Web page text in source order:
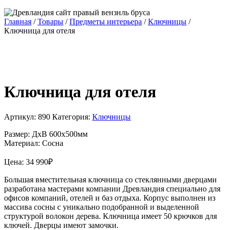
Главная /Товары /Предметы интерьера /Ключницы /
Ключница для отеля
Ключница для отеля
Артикул: 890 Категория: Ключницы
Размер: ДхВ 600х500мм
Материал: Сосна
Цена: 34 990₽
Большая вместительная ключница со стеклянными дверцами
разработана мастерами компании Древландия специально для
офисов компаний, отелей и баз отдыха. Корпус выполнен из
массива сосны с уникально подобранной и выделенной
структурой волокон дерева. Ключница имеет 50 крючков для
ключей. Дверцы имеют замочки.